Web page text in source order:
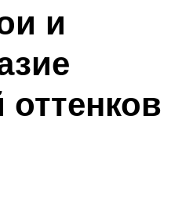
и
оттенков